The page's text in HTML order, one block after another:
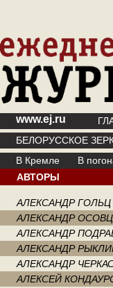
www.ej.ru
БЕЛОРУССКОЕ
В Кремле
В
АВТОРЫ
АЛЕКСАНДР ГОЛЬЦ
АЛЕКСАНДР
АЛЕКСАНДР
АЛЕКСАНДР
АЛЕКСАНДР
АЛЕКСЕЙ